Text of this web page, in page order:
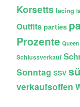
Korsetts lacing
Outfits parties
Prozente
Schlussverkauf
Sonntag SSV
verkaufsoffen